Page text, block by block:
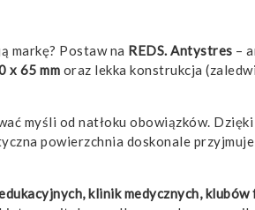
markę? Postaw na REDS. Antystres –
x 65 mm oraz lekka konstrukcja
myśli od natłoku obowiązków. Dzięki
powierzchnia doskonale
klinik medycznych, klubów